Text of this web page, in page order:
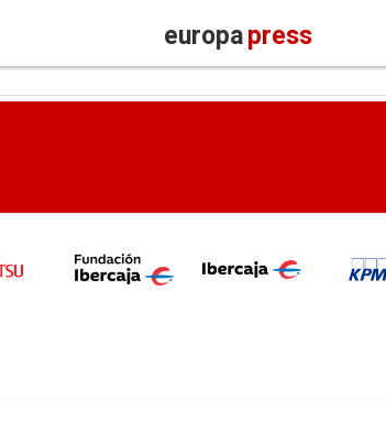
europapress